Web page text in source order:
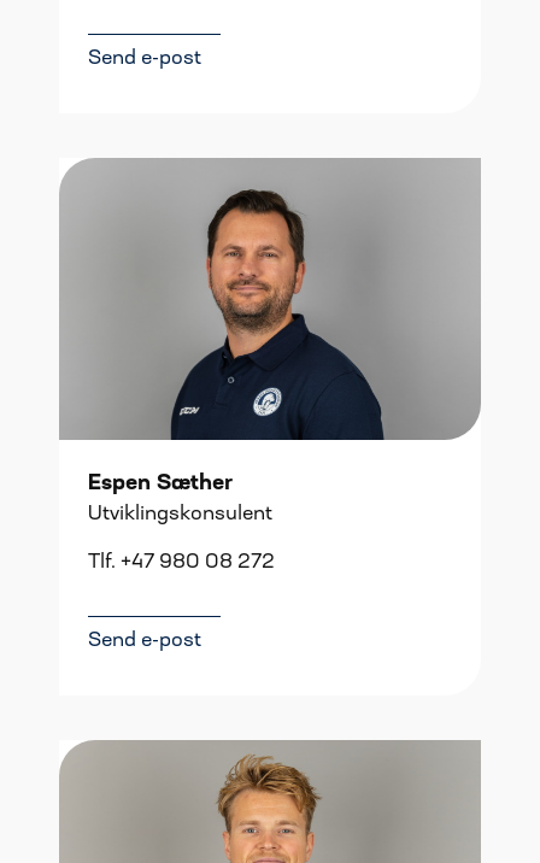
Send e-post
Espen Sæther
Utviklingskonsulent
Tlf. +47 980 08 272
Send e-post